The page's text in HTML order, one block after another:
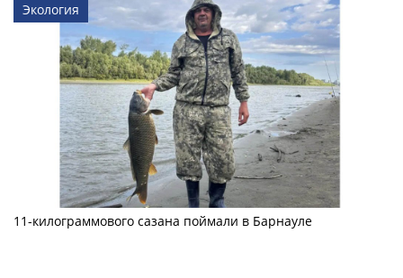
Экология
11-килограммового сазана поймали в Барнауле